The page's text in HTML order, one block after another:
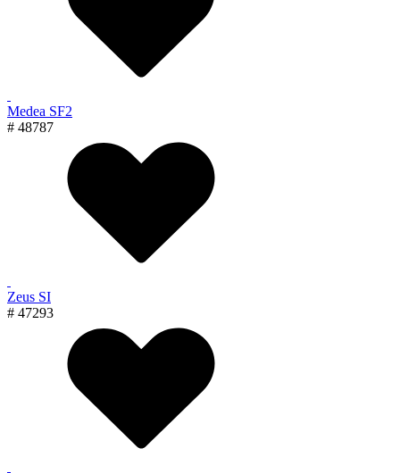
Medea SF2
# 48787
Zeus SI
# 47293